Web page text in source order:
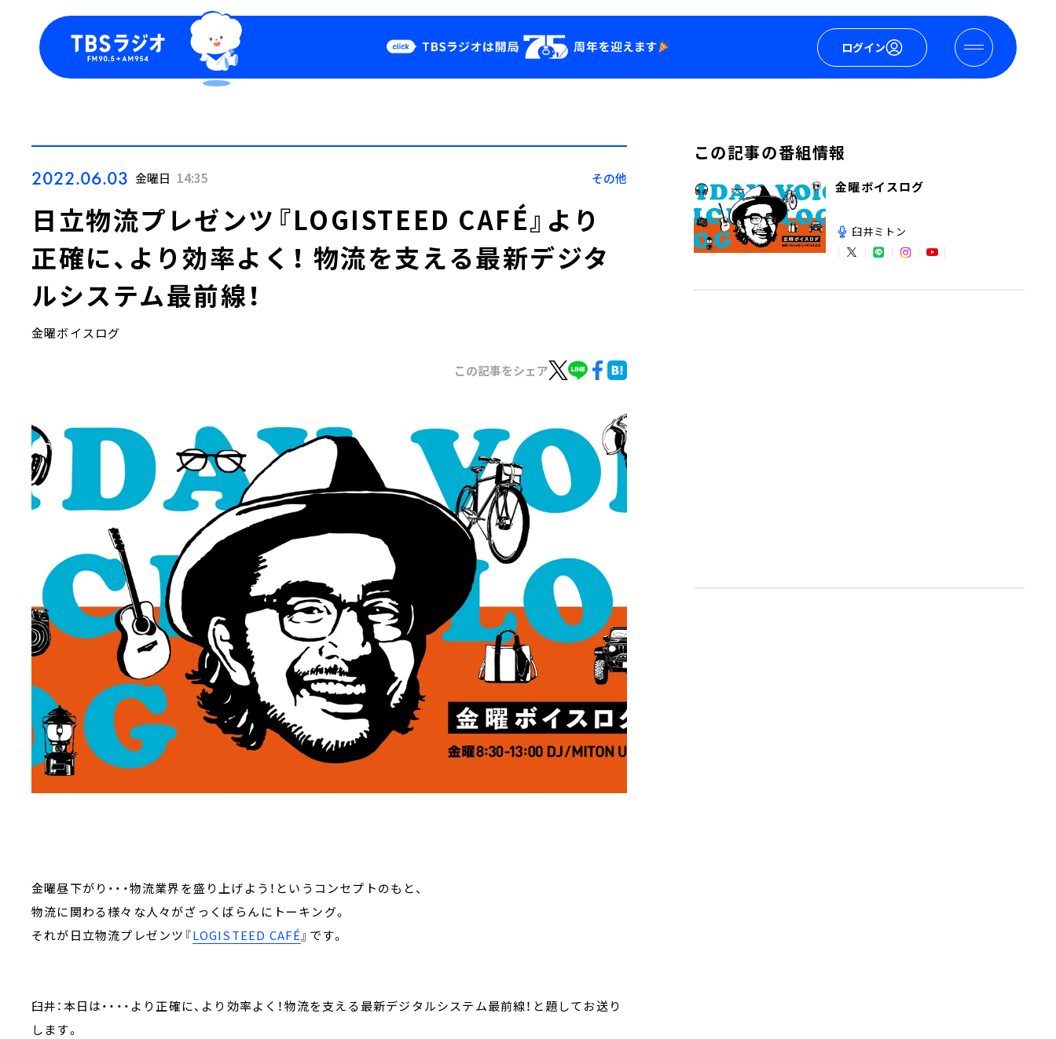
ログイン
Podcast
YouTube
2022.06.03 金曜日 14:35 その他
日立物流プレゼンツ『LOGISTEED CAFÉ』より
正確に、より効率よく！ 物流を支える最新デジタ
ルシステム最前線！
金曜ボイスログ
この記事をシェア
金曜昼下がり・・・物流業界を盛り上げよう！というコンセプトのもと、
物流に関わる様々な人々がざっくばらんにトーキング。
それが日立物流プレゼンツ『LOGISTEED CAFÉ 』です。
臼井：本日は・・・・より正確に、より効率よく！物流を支える最新デジタルシステム最前線！と題してお送り
します。
この記事の番組情報
金曜ボイスログ
臼井ミトン